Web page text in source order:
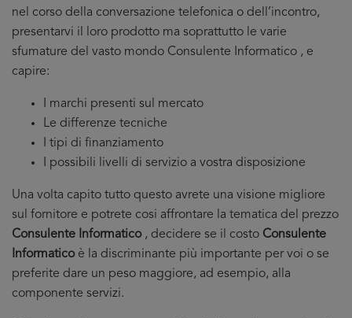
nel corso della conversazione telefonica o dell’incontro,
presentarvi il loro prodotto ma soprattutto le varie
sfumature del vasto mondo Consulente Informatico , e
capire:
I marchi presenti sul mercato
Le differenze tecniche
I tipi di finanziamento
I possibili livelli di servizio a vostra disposizione
Una volta capito tutto questo avrete una visione migliore
sul fornitore e potrete cosi affrontare la tematica del prezzo
Consulente Informatico , decidere se il costo Consulente
Informatico è la discriminante più importante per voi o se
preferite dare un peso maggiore, ad esempio, alla
componente servizi.